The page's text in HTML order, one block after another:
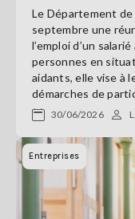
Le Département
septembre une
l’emploi d’un
personnes en
aidants, elle vise à
démarches de
30/06/2026
Entreprises